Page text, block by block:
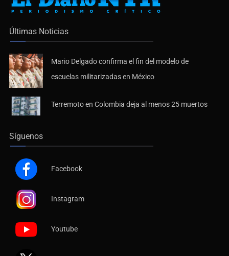
Últimas Noticias
Mario Delgado confirma el fin del modelo de
escuelas militarizadas en México
Terremoto en Colombia deja al menos 25 muertos
Síguenos
Facebook
Instagram
Youtube